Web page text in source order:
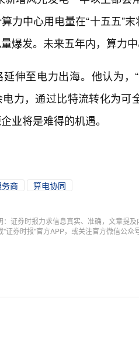
力中心用电量在“十五五”
爆发。未来五年内，算力
延伸至电力出海。他认为
力，通过比特流转化为
业将是难得的机遇。
商 算电协同
：证券时报力求信息真实、准确，文章提
"证券时报"官方APP，或关注官方微信公